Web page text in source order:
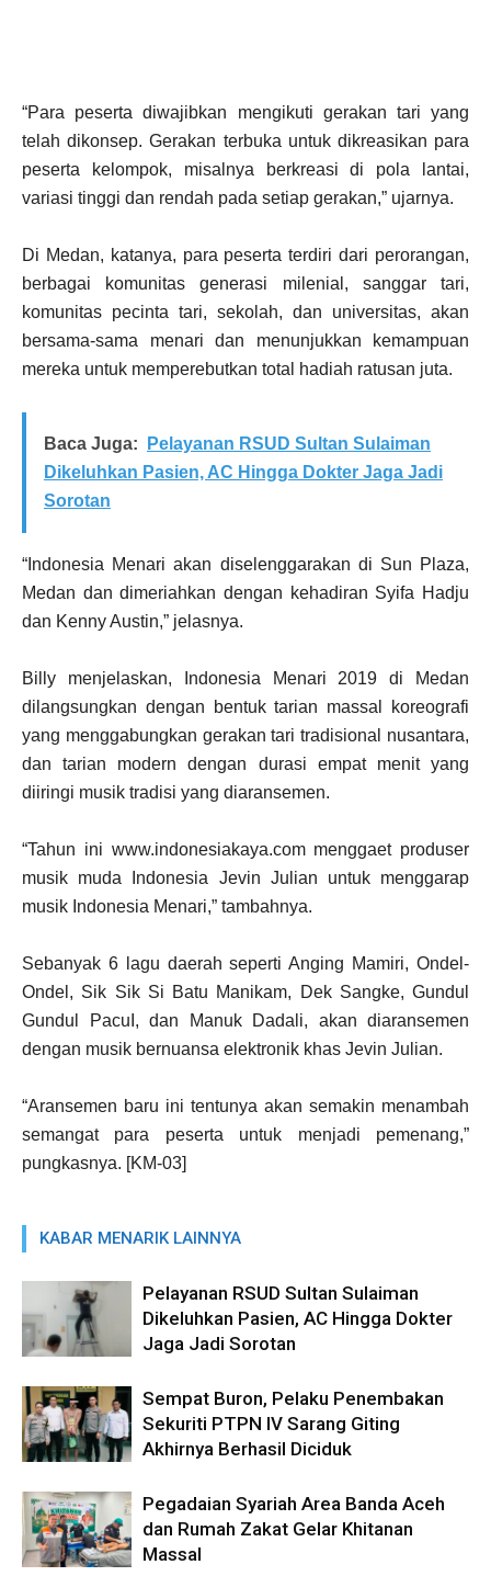
“Para peserta diwajibkan mengikuti gerakan tari yang
telah dikonsep. Gerakan terbuka untuk dikreasikan para
peserta kelompok, misalnya berkreasi di pola lantai,
variasi tinggi dan rendah pada setiap gerakan,” ujarnya.
Di Medan, katanya, para peserta terdiri dari perorangan,
berbagai komunitas generasi milenial, sanggar tari,
komunitas pecinta tari, sekolah, dan universitas, akan
bersama-sama menari dan menunjukkan kemampuan
mereka untuk memperebutkan total hadiah ratusan juta.
Baca Juga:
Pelayanan RSUD Sultan Sulaiman
Dikeluhkan Pasien, AC Hingga Dokter Jaga Jadi
Sorotan
“Indonesia Menari akan diselenggarakan di Sun Plaza,
Medan dan dimeriahkan dengan kehadiran Syifa Hadju
dan Kenny Austin,” jelasnya.
Billy menjelaskan, Indonesia Menari 2019 di Medan
dilangsungkan dengan bentuk tarian massal koreografi
yang menggabungkan gerakan tari tradisional nusantara,
dan tarian modern dengan durasi empat menit yang
diiringi musik tradisi yang diaransemen.
“Tahun ini www.indonesiakaya.com menggaet produser
musik muda Indonesia Jevin Julian untuk menggarap
musik Indonesia Menari,” tambahnya.
Sebanyak 6 lagu daerah seperti Anging Mamiri, Ondel-
Ondel, Sik Sik Si Batu Manikam, Dek Sangke, Gundul
Gundul PacuI, dan Manuk Dadali, akan diaransemen
dengan musik bernuansa elektronik khas Jevin Julian.
“Aransemen baru ini tentunya akan semakin menambah
semangat para peserta untuk menjadi pemenang,”
pungkasnya. [KM-03]
KABAR MENARIK LAINNYA
Pelayanan RSUD Sultan Sulaiman
Dikeluhkan Pasien, AC Hingga Dokter
Jaga Jadi Sorotan
Sempat Buron, Pelaku Penembakan
Sekuriti PTPN IV Sarang Giting
Akhirnya Berhasil Diciduk
Pegadaian Syariah Area Banda Aceh
dan Rumah Zakat Gelar Khitanan
Massal